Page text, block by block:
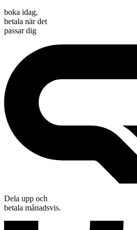
boka idag,
betala när det
passar dig
Dela upp och
betala månadsvis.